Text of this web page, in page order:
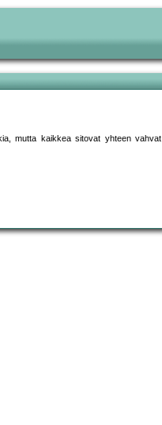
mutta kaikkea sitovat yhteen vahvat